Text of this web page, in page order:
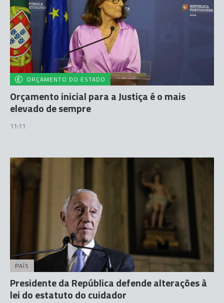
ORÇAMENTO DO ESTADO
Orçamento inicial para a Justiça é o mais
elevado de sempre
11:11
PAÍS
Presidente da República defende alterações à
lei do estatuto do cuidador